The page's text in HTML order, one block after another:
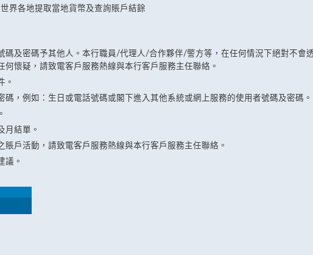
界各地提取當地貨幣及查詢賬戶結餘
碼及密碼予其他人。本行職員/代理人/合作夥伴/警方等，在任何情況下絕對不會
何懷疑，請致電客戶服務熱線與本行客戶服務主任聯絡。
。
碼，例如：生日或電話號碼或閣下進入其他系統或網上服務的使用者號碼及密碼。
月結單。
賬戶活動，請致電客戶服務熱線與本行客戶服務主任聯絡。
議。